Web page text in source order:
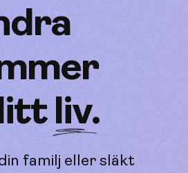
liv.
familj eller släkt